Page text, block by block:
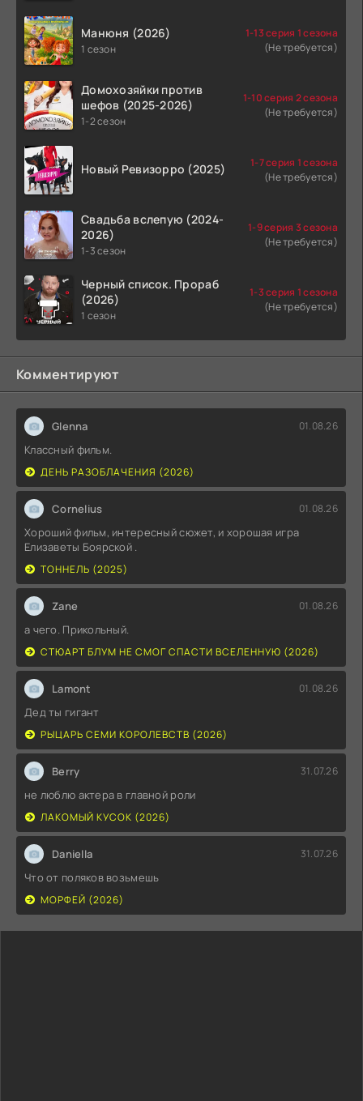
Манюня (2026)
1 сезон
1-13 серия 1 сезона
(Не требуется)
Домохозяйки против
шефов (2025-2026)
1-2 сезон
1-10 серия 2 сезона
(Не требуется)
Новый Ревизорро (2025)
1-7 серия 1 сезона
(Не требуется)
Свадьба вслепую (2024-
2026)
1-3 сезон
1-9 серия 3 сезона
(Не требуется)
Черный список. Прораб
(2026)
1 сезон
1-3 серия 1 сезона
(Не требуется)
Комментируют
Glenna 01.08.26
Классный фильм.
ДЕНЬ РАЗОБЛАЧЕНИЯ (2026)
Cornelius 01.08.26
Хороший фильм, интересный сюжет, и хорошая игра
Елизаветы Боярской .
ТОННЕЛЬ (2025)
Zane 01.08.26
а чего. Прикольный.
СТЮАРТ БЛУМ НЕ СМОГ СПАСТИ ВСЕЛЕННУЮ (2026)
Lamont 01.08.26
Дед ты гигант
РЫЦАРЬ СЕМИ КОРОЛЕВСТВ (2026)
Berry 31.07.26
не люблю актера в главной роли
ЛАКОМЫЙ КУСОК (2026)
Daniella 31.07.26
Что от поляков возьмешь
МОРФЕЙ (2026)